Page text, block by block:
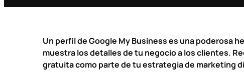
Un perfil deGoogle My Businesses una poderosa
muestra los detalles de tu negocio a los clientes.
gratuita como parte de tu estrategia de marketing